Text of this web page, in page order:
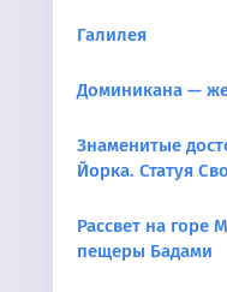
Галилея
Доминикана —
Знаменитые
Йорка. Статуя
Рассвет на горе
пещеры Бадами